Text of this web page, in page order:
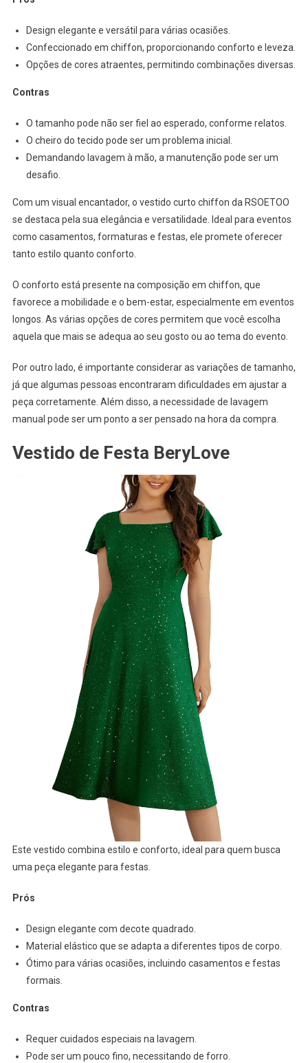
Design elegante e versátil para várias ocasiões.
Confeccionado em chiffon, proporcionando conforto e leveza.
Opções de cores atraentes, permitindo combinações diversas.
Contras
O tamanho pode não ser fiel ao esperado, conforme relatos.
O cheiro do tecido pode ser um problema inicial.
Demandando lavagem à mão, a manutenção pode ser um
desafio.
Com um visual encantador, o vestido curto chiffon da RSOETOO
se destaca pela sua elegância e versatilidade. Ideal para eventos
como casamentos, formaturas e festas, ele promete oferecer
tanto estilo quanto conforto.
O conforto está presente na composição em chiffon, que
favorece a mobilidade e o bem-estar, especialmente em eventos
longos. As várias opções de cores permitem que você escolha
aquela que mais se adequa ao seu gosto ou ao tema do evento.
Por outro lado, é importante considerar as variações de tamanho,
já que algumas pessoas encontraram dificuldades em ajustar a
peça corretamente. Além disso, a necessidade de lavagem
manual pode ser um ponto a ser pensado na hora da compra.
Vestido de Festa BeryLove
Este vestido combina estilo e conforto, ideal para quem busca
uma peça elegante para festas.
Prós
Design elegante com decote quadrado.
Material elástico que se adapta a diferentes tipos de corpo.
Ótimo para várias ocasiões, incluindo casamentos e festas
formais.
Contras
Requer cuidados especiais na lavagem.
Pode ser um pouco fino, necessitando de forro.